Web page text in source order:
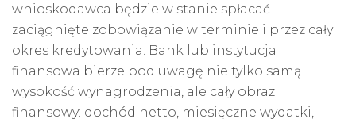
wnioskodawca będzie w stanie spłacać
zaciągnięte zobowiązanie w terminie i przez cały
okres kredytowania. Bank lub instytucja
finansowa bierze pod uwagę nie tylko samą
wysokość wynagrodzenia, ale cały obraz
finansowy: dochód netto, miesięczne wydatki,